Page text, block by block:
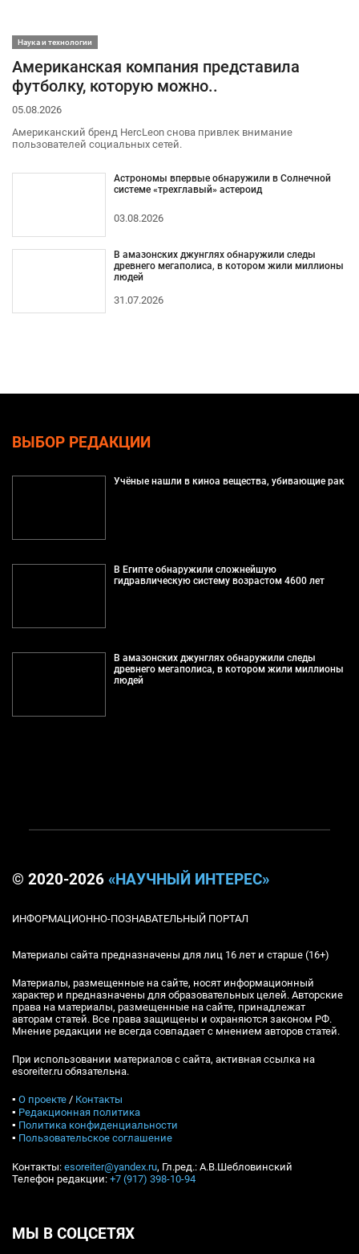
Наука и технологии
Американская компания представила
футболку, которую можно..
05.08.2026
Американский бренд HercLeon снова привлек внимание
пользователей социальных сетей.
Астрономы впервые обнаружили в Солнечной
системе «трехглавый» астероид
03.08.2026
В амазонских джунглях обнаружили следы
древнего мегаполиса, в котором жили миллионы
людей
31.07.2026
ВЫБОР РЕДАКЦИИ
Учёные нашли в киноа вещества, убивающие рак
В Египте обнаружили сложнейшую
гидравлическую систему возрастом 4600 лет
В амазонских джунглях обнаружили следы
древнего мегаполиса, в котором жили миллионы
людей
© 2020-2026 «НАУЧНЫЙ ИНТЕРЕС»
ИНФОРМАЦИОННО-ПОЗНАВАТЕЛЬНЫЙ ПОРТАЛ
Материалы сайта предназначены для лиц 16 лет и старше (16+)
Материалы, размещенные на сайте, носят информационный
характер и предназначены для образовательных целей. Авторские
права на материалы, размещенные на сайте, принадлежат
авторам статей. Все права защищены и охраняются законом РФ.
Мнение редакции не всегда совпадает с мнением авторов статей.
При использовании материалов с сайта, активная ссылка на
esoreiter.ru обязательна.
▪ О проекте / Контакты
▪ Редакционная политика
▪ Политика конфиденциальности
▪ Пользовательское соглашение
Контакты: esoreiter@yandex.ru, Гл.ред.: А.В.Шебловинский
Телефон редакции: +7 (917) 398-10-94
МЫ В СОЦСЕТЯХ